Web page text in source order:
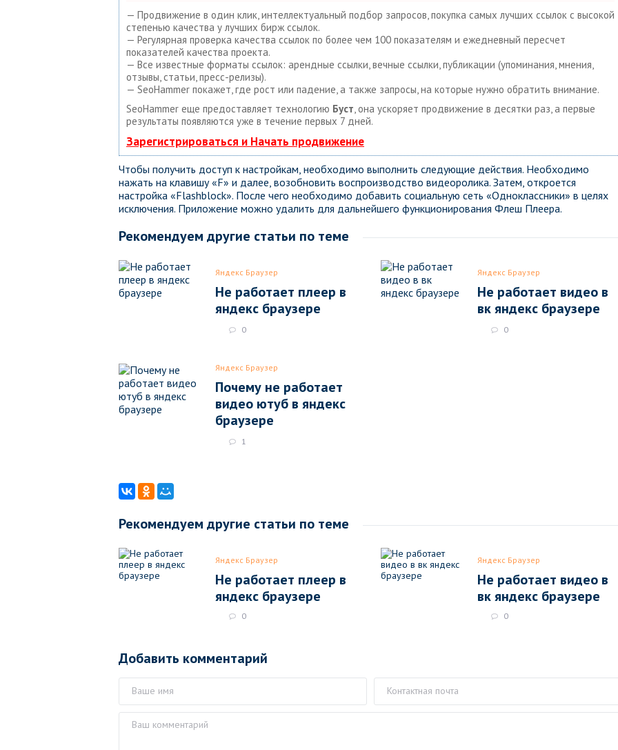
— Продвижение в один клик, интеллектуальный подбор запросов, покупка самых лучших ссылок с высокой
степенью качества у лучших бирж ссылок.
— Регулярная проверка качества ссылок по более чем 100 показателям и ежедневный пересчет
показателей качества проекта.
— Все известные форматы ссылок: арендные ссылки, вечные ссылки, публикации (упоминания, мнения,
отзывы, статьи, пресс-релизы).
— SeoHammer покажет, где рост или падение, а также запросы, на которые нужно обратить внимание.
SeoHammer еще предоставляет технологию Буст , она ускоряет продвижение в десятки раз, а первые
результаты появляются уже в течение первых 7 дней.
Зарегистрироваться и Начать продвижение
Чтобы получить доступ к настройкам, необходимо выполнить следующие действия. Необходимо
нажать на клавишу «F» и далее, возобновить воспроизводство видеоролика. Затем, откроется
настройка «Flashblock». После чего необходимо добавить социальную сеть «Одноклассники» в целях
исключения. Приложение можно удалить для дальнейшего функционирования Флеш Плеера.
Рекомендуем другие статьи по теме
Яндекс Браузер
Не работает плеер в
яндекс браузере
0
Яндекс Браузер
Не работает видео в
вк яндекс браузере
0
Яндекс Браузер
Почему не работает
видео ютуб в яндекс
браузере
1
Рекомендуем другие статьи по теме
Яндекс Браузер
Не работает плеер в
яндекс браузере
0
Яндекс Браузер
Не работает видео в
вк яндекс браузере
0
Добавить комментарий